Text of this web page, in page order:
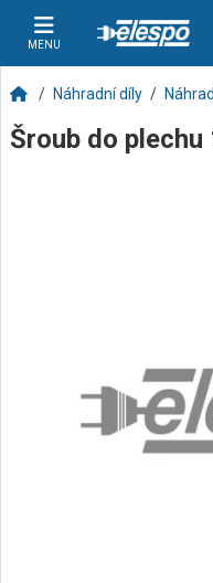
MENU
Náhradní díly
Šroub do